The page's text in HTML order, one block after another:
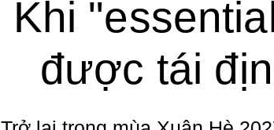
Khi
được tái